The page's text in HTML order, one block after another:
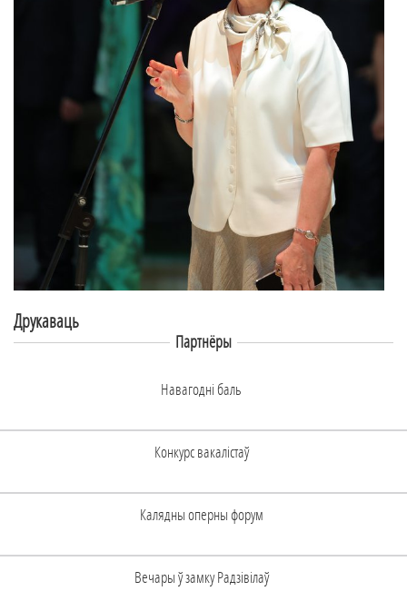
Друкаваць
Партнёры
Навагоднi баль
Конкурс вакалiстаў
Калядны оперны форум
Вечары ў замку Радзiвiлаў